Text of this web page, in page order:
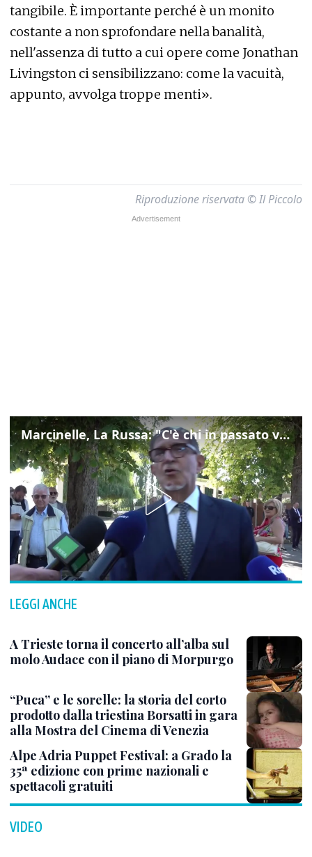
tangibile. È importante perché è un monito
costante a non sprofondare nella banalità,
nell'assenza di tutto a cui opere come Jonathan
Livingston ci sensibilizzano: come la vacuità,
appunto, avvolga troppe menti».
Riproduzione riservata © Il Piccolo
Marcinelle, La Russa: "C'è chi in passato voltava le spalle a Marcinelle"
LEGGI ANCHE
A Trieste torna il concerto all’alba sul
molo Audace con il piano di Morpurgo
“Puca” e le sorelle: la storia del corto
prodotto dalla triestina Borsatti in gara
alla Mostra del Cinema di Venezia
Alpe Adria Puppet Festival: a Grado la
35ª edizione con prime nazionali e
spettacoli gratuiti
VIDEO